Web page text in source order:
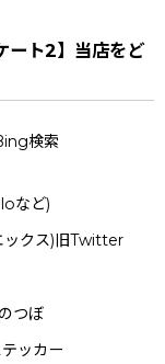
ート2】当店をど
検索
など)
ックス)旧Twitter
つぼ
ッカー